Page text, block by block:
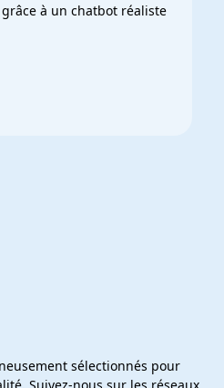
à un chatbot réaliste
sélectionnés pour